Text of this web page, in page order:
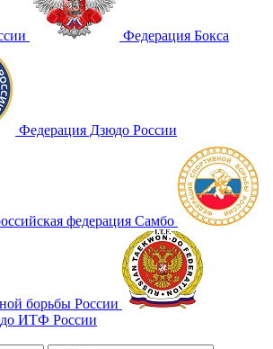
Федерация Бокса
Федерация Дзюдо России
федерация Самбо
борьбы России
ИТФ России